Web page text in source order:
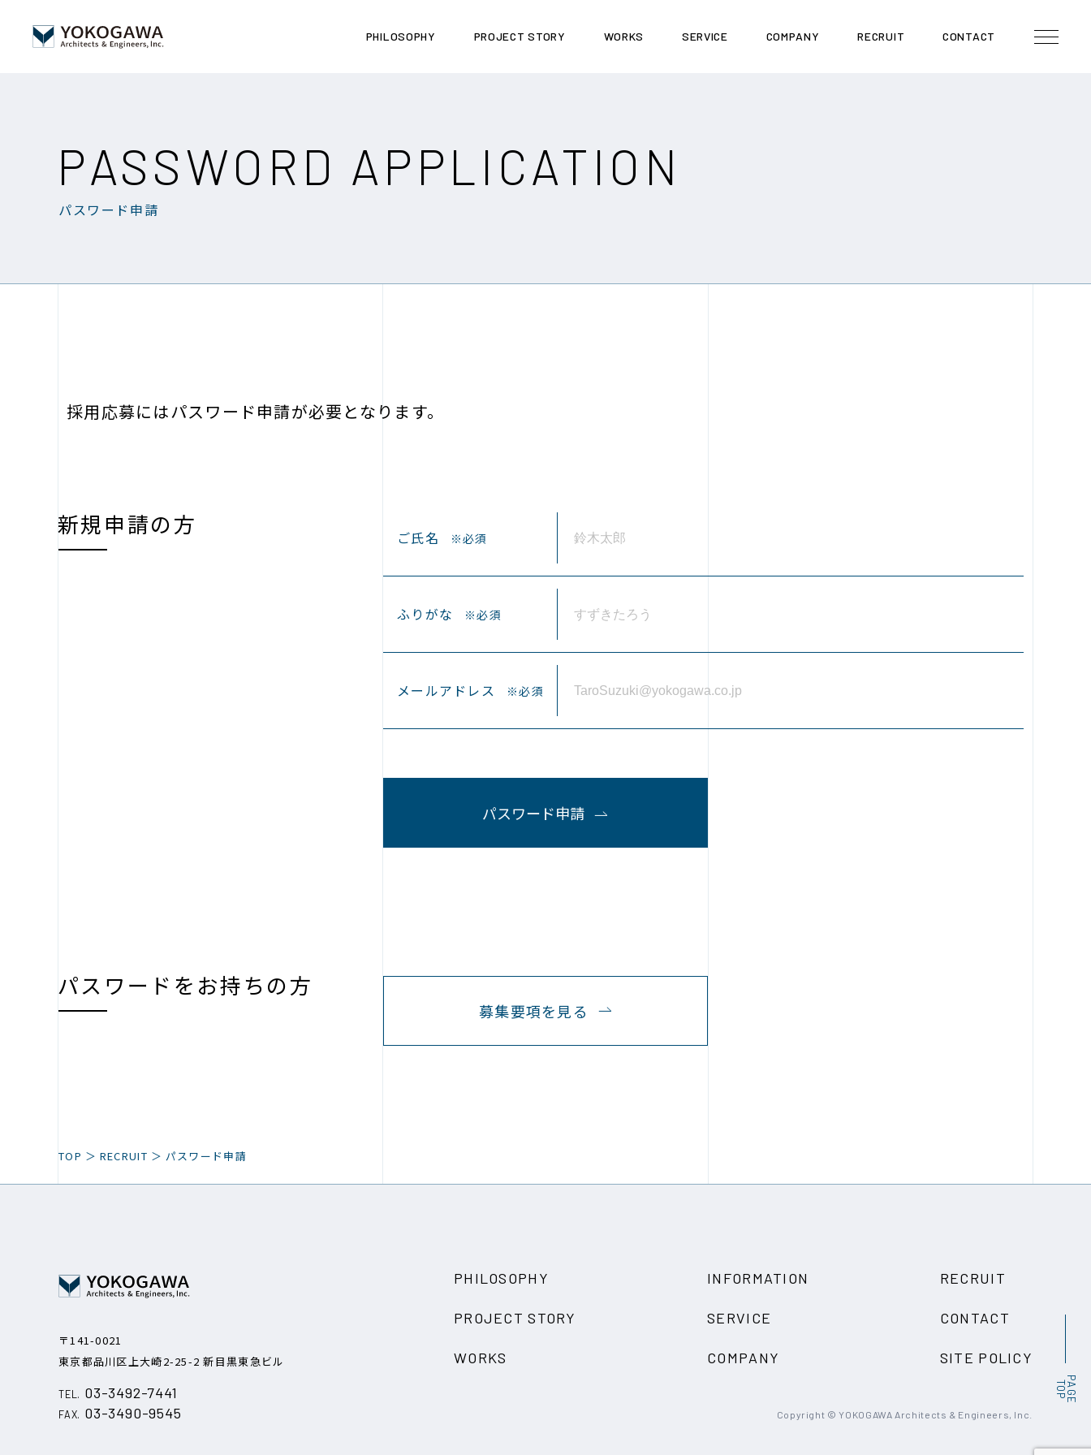
PHILOSOPHY PROJECT STORY WORKS SERVICE COMPANY RECRUIT CONTACT
PASSWORD APPLICATION
パスワード申請
採用応募にはパスワード申請が必要となります。
新規申請の方 ご氏名 ※必須
ふりがな ※必須
メールアドレス ※必須
パスワード申請
パスワードをお持ちの方
募集要項を見る
TOP RECRUIT パスワード申請
P
A
G
E
TO
P
〒141-0021
東京都品川区上大崎2-25-2新目黒東急ビル
TEL. 03-3492-7441
FAX. 03-3490-9545
PHILOSOPHY
PROJECT STORY
WORKS
INFORMATION
SERVICE
COMPANY
RECRUIT
CONTACT
SITE POLICY
Copyright © YOKOGAWA Architects & Engineers, Inc.